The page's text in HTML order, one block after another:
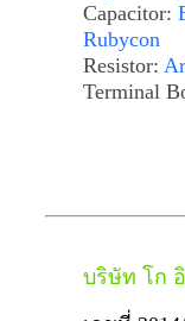
Capacitor:
Rubycon
Resistor:
Terminal
บริษัท โก